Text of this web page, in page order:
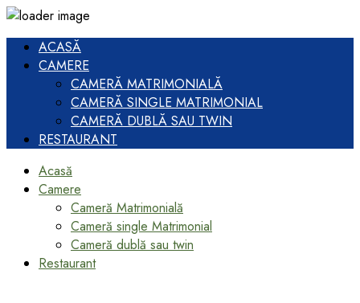
ACASĂ
CAMERE
CAMERĂ MATRIMONIALĂ
CAMERĂ SINGLE MATRIMONIAL
CAMERĂ DUBLĂ SAU TWIN
RESTAURANT
Acasă
Camere
Cameră Matrimonială
Cameră single Matrimonial
Cameră dublă sau twin
Restaurant